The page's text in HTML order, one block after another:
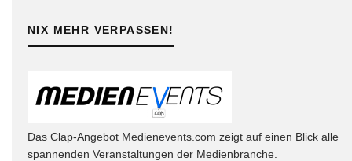
NIX MEHR VERPASSEN!
Das Clap-Angebot Medienevents.com zeigt auf einen Blick alle
spannenden Veranstaltungen der Medienbranche.